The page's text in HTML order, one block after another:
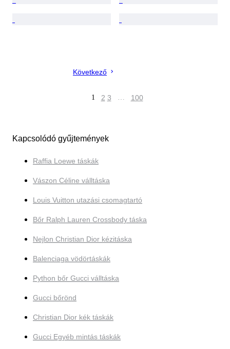
Következő
1 2 3 … 100
Kapcsolódó gyűjtemények
Raffia Loewe táskák
Vászon Céline válltáska
Louis Vuitton utazási csomagtartó
Bőr Ralph Lauren Crossbody táska
Nejlon Christian Dior kézitáska
Balenciaga vödörtáskák
Python bőr Gucci válltáska
Gucci bőrönd
Christian Dior kék táskák
Gucci Egyéb mintás táskák